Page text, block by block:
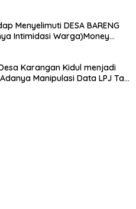
Menyelimuti DESA BARENG
Intimidasi Warga)Money
Karangan Kidul menjadi
Manipulasi Data LPJ Ta